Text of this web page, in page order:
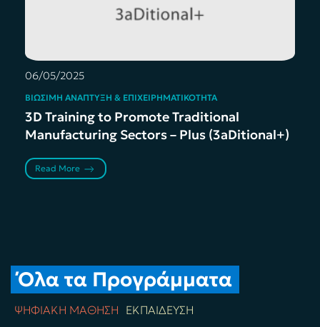
06/05/2025
ΒΙΏΣΙΜΗ ΑΝΆΠΤΥΞΗ & ΕΠΙΧΕΙΡΗΜΑΤΙΚΌΤΗΤΑ
3D Training to Promote Traditional
Manufacturing Sectors – Plus (3aDitional+)
Read More
Όλα τα Προγράμματα
ΨΗΦΙΑΚΉ ΜΆΘΗΣΗ ΕΚΠΑΊΔΕΥΣΗ